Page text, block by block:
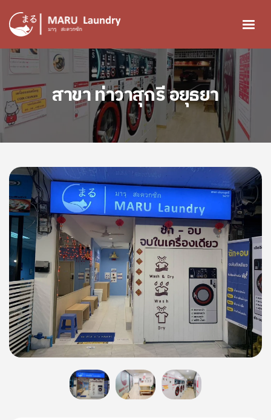
ข้ามไปยังเนื้อหาหลัก
Image
สาขา ท่าวาสุกรี อยุธยา
Image
Image
Image
Image